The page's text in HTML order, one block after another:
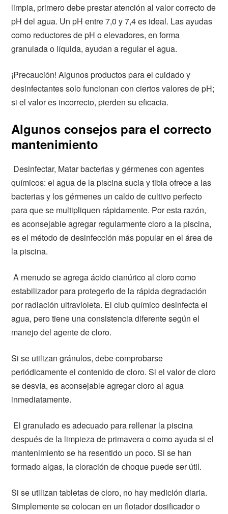
limpia, primero debe prestar atención al valor correcto de
pH del agua. Un pH entre 7,0 y 7,4 es ideal. Las ayudas
como reductores de pH o elevadores, en forma
granulada o líquida, ayudan a regular el agua.
¡Precaución! Algunos productos para el cuidado y
desinfectantes solo funcionan con ciertos valores de pH;
si el valor es incorrecto, pierden su eficacia.
Algunos consejos para el correcto
mantenimiento
Desinfectar, Matar bacterias y gérmenes con agentes
químicos: el agua de la piscina sucia y tibia ofrece a las
bacterias y los gérmenes un caldo de cultivo perfecto
para que se multipliquen rápidamente. Por esta razón,
es aconsejable agregar regularmente cloro a la piscina,
es el método de desinfección más popular en el área de
la piscina.
A menudo se agrega ácido cianúrico al cloro como
estabilizador para protegerlo de la rápida degradación
por radiación ultravioleta. El club químico desinfecta el
agua, pero tiene una consistencia diferente según el
manejo del agente de cloro.
Si se utilizan gránulos, debe comprobarse
periódicamente el contenido de cloro. Si el valor de cloro
se desvía, es aconsejable agregar cloro al agua
inmediatamente.
El granulado es adecuado para rellenar la piscina
después de la limpieza de primavera o como ayuda si el
mantenimiento se ha resentido un poco. Si se han
formado algas, la cloración de choque puede ser útil.
Si se utilizan tabletas de cloro, no hay medición diaria.
Simplemente se colocan en un flotador dosificador o